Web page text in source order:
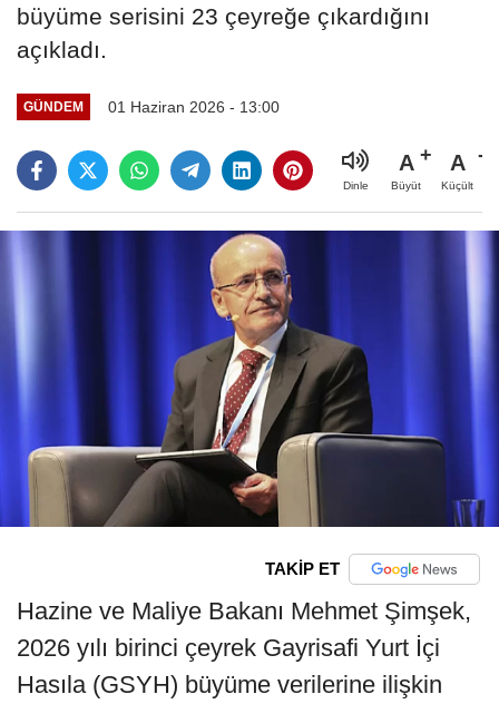
büyüme serisini 23 çeyreğe çıkardığını
açıkladı.
GÜNDEM 01 Haziran 2026 - 13:00
Dinle
A
Büyüt
A
Küçült
TAKİP ET
Hazine ve Maliye Bakanı Mehmet Şimşek,
2026 yılı birinci çeyrek Gayrisafi Yurt İçi
Hasıla (GSYH) büyüme verilerine ilişkin